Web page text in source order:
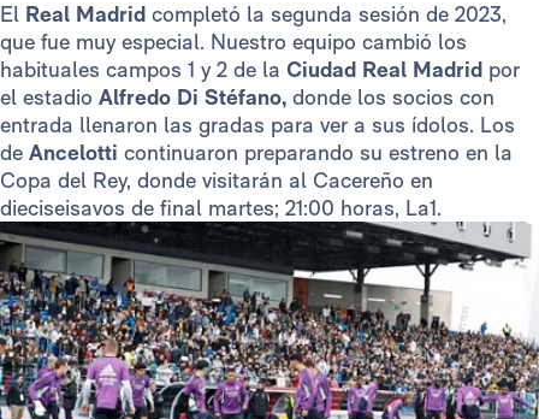
El Real Madrid completó la segunda sesión de 2023,
que fue muy especial. Nuestro equipo cambió los
habituales campos 1 y 2 de la Ciudad Real Madrid por
el estadio Alfredo Di Stéfano, donde los socios con
entrada llenaron las gradas para ver a sus ídolos. Los
de Ancelotti continuaron preparando su estreno en la
Copa del Rey, donde visitarán al Cacereño en
dieciseisavos de final martes; 21:00 horas, La1.